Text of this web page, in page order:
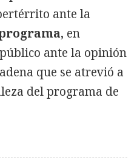
ante la
en
ante la opinión
que se atrevió a
del programa de